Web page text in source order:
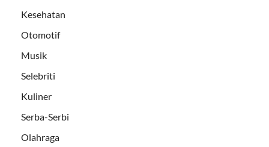
Kesehatan
Otomotif
Musik
Selebriti
Kuliner
Serba-Serbi
Olahraga